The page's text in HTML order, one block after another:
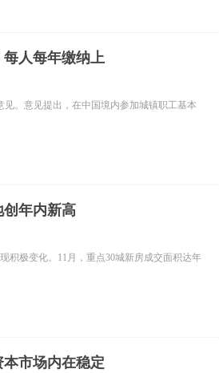
人每年缴纳上
。意见提出，在中国境内参加城镇职工基本
年内新高
积极变化。11月，重点30城新房成交面积达年
市场内在稳定